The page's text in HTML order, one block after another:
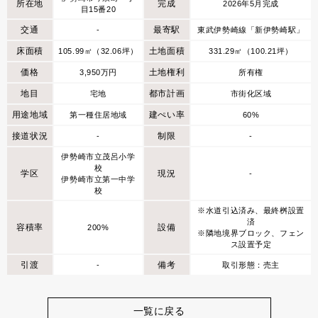
所在地
目15番20
完成 2026年5月完成
交通 - 最寄駅 東武伊勢崎線「新伊勢崎駅」
床面積 105.99㎡（32.06坪） 土地面積 331.29㎡（100.21坪）
価格 3,950万円 土地権利 所有権
地目 宅地 都市計画 市街化区域
用途地域 第一種住居地域 建ぺい率 60%
接道状況 - 制限 -
学区
伊勢崎市立茂呂小学
校
伊勢崎市立第一中学
校
現況 -
容積率 200% 設備
※水道引込済み、最終桝設置
済
※隣地境界ブロック、フェン
ス設置予定
引渡 - 備考 取引形態：売主
一覧に戻る